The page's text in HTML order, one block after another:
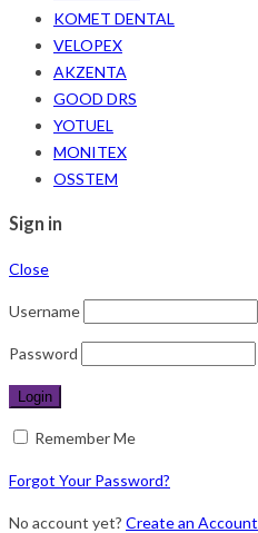
KOMET DENTAL
VELOPEX
AKZENTA
GOOD DRS
YOTUEL
MONITEX
OSSTEM
Sign in
Close
Username
Password
Remember Me
Forgot Your Password?
No account yet? Create an Account